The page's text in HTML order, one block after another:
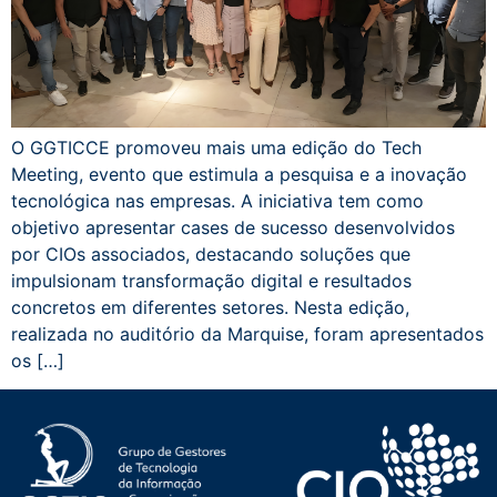
O GGTICCE promoveu mais uma edição do Tech
Meeting, evento que estimula a pesquisa e a inovação
tecnológica nas empresas. A iniciativa tem como
objetivo apresentar cases de sucesso desenvolvidos
por CIOs associados, destacando soluções que
impulsionam transformação digital e resultados
concretos em diferentes setores. Nesta edição,
realizada no auditório da Marquise, foram apresentados
os […]